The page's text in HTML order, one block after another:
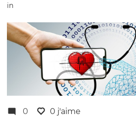
0 0 j'aime